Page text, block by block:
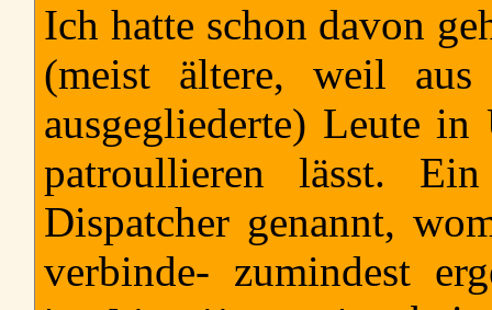
Ich hatte schon davon
(meist ältere, weil aus
ausgegliederte) Leute
patroullieren lässt.
Dispatcher genannt,
verbinde- zumindest